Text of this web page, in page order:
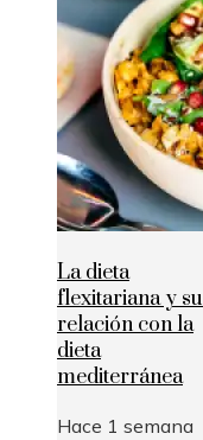
La dieta
flexitariana y su
relación con la
dieta
mediterránea
Hace 1 semana